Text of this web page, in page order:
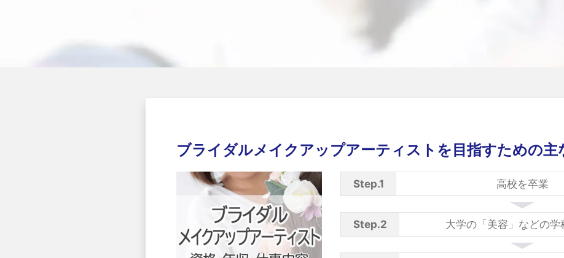
ブライダルメイクアップアーティストを目指すための主
Step.1 高校を卒業
Step.2 大学の「美容」などの学